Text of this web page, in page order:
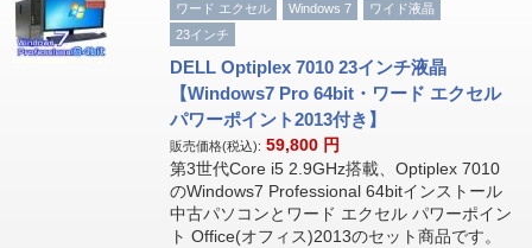
ワード エクセル
Windows 7
ワイド液晶
23インチ
DELL Optiplex 7010 23インチ液晶
【Windows7 Pro 64bit・ワード エクセル
パワーポイント2013付き】
販売価格(税込): 59,800 円
第3世代Core i5 2.9GHz搭載、Optiplex 7010
のWindows7 Professional 64bitインストール
中古パソコンとワード エクセル パワーポイン
ト Office(オフィス)2013のセット商品です。